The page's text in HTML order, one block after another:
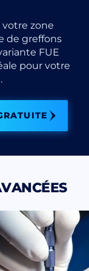
zone
de greffons
FUE
pour votre